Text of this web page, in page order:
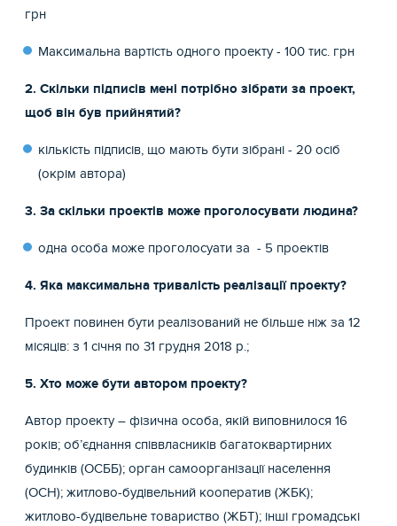
грн
Максимальна вартість одного проекту - 100 тис. грн
2. Скільки підписів мені потрібно зібрати за проект,
щоб він був прийнятий?
кількість підписів, що мають бути зібрані - 20 осіб
(окрім автора)
3. За скільки проектів може проголосувати людина?
одна особа може проголосуати за - 5 проектів
4. Яка максимальна тривалість реалізації проекту?
Проект повинен бути реалізований не більше ніж за 12
місяців: з 1 січня по 31 грудня 2018 р.;
5. Хто може бути автором проекту?
Автор проекту – фізична особа, якій виповнилося 16
років; об’єднання співвласників багатоквартирних
будинків (ОСББ); орган самоорганізації населення
(ОСН); житлово-будівельний кооператив (ЖБК);
житлово-будівельне товариство (ЖБТ); інші громадські